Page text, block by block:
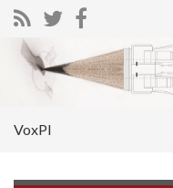
Search for:
VoxPI